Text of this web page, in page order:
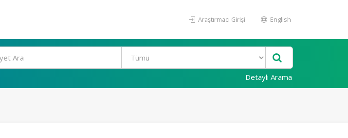
Araştırmacı Girişi English
Detaylı Arama